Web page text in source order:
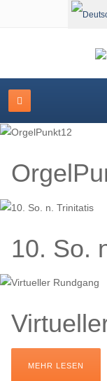
Sprache
10. So.
MEHR LESEN